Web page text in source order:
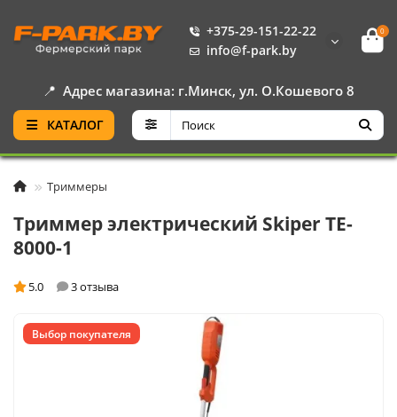
+375-29-151-22-22
info@f-park.by
0
📍 Адрес магазина: г.Минск, ул. О.Кошевого 8
КАТАЛОГ
Триммеры
Триммер электрический Skiper TE-
8000-1
5.0 3 отзыва
Выбор покупателя